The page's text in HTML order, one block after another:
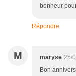
bonheur
Répondre
M maryse 25/
Bon